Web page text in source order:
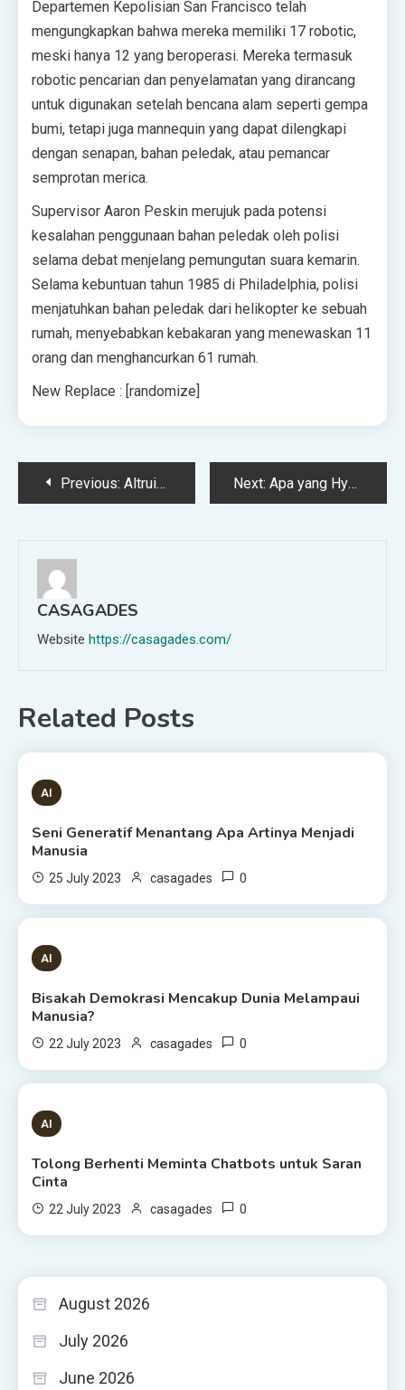
Departemen Kepolisian San Francisco telah
mengungkapkan bahwa mereka memiliki 17 robotic,
meski hanya 12 yang beroperasi. Mereka termasuk
robotic pencarian dan penyelamatan yang dirancang
untuk digunakan setelah bencana alam seperti gempa
bumi, tetapi juga mannequin yang dapat dilengkapi
dengan senapan, bahan peledak, atau pemancar
semprotan merica.
Supervisor Aaron Peskin merujuk pada potensi
kesalahan penggunaan bahan peledak oleh polisi
selama debat menjelang pemungutan suara kemarin.
Selama kebuntuan tahun 1985 di Philadelphia, polisi
menjatuhkan bahan peledak dari helikopter ke sebuah
rumah, menyebabkan kebakaran yang menewaskan 11
orang dan menghancurkan 61 rumah.
New Replace : [randomize]
PostPrevious: Altruisme yang Efektif Mendorong Merek ‘Keselamatan AI’ yang Berbahaya Next: Apa yang Hype dan Apa yang Tidak? BCG X Merinci Bagaimana Seharusnya Perusahaan Memikirkan Teknologi
CASAGADES
Website https://casagades.com/
Related Posts
1 MIN READ
AI
Seni Generatif Menantang Apa Artinya Menjadi
Manusia
25 July 2023 casagades 0
1 MIN READ
AI
Bisakah Demokrasi Mencakup Dunia Melampaui
Manusia?
22 July 2023 casagades 0
3 MINS READ
AI
Tolong Berhenti Meminta Chatbots untuk Saran
Cinta
22 July 2023 casagades 0
August 2026
July 2026
June 2026